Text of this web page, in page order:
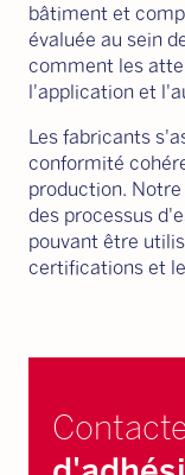
bâtiment et
évaluée au sein
comment les
l'application et
Les fabricants
conformité
production.
des processus
pouvant être
certifications et